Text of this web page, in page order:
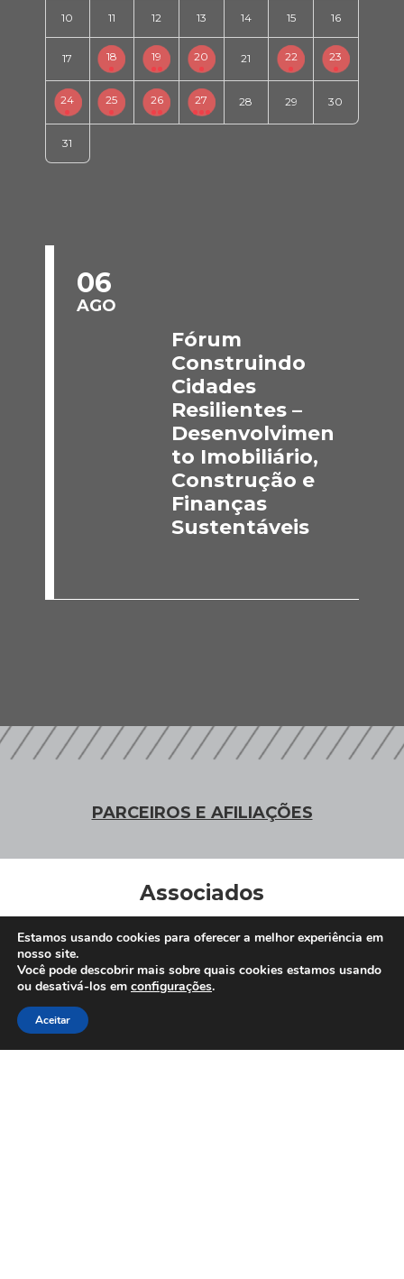
10 11 12 13 14 15 16
17 18 19 20 21 22 23
24 25 26 27 28 29 30
31
06
AGO
Fórum
Construindo
Cidades
Resilientes –
Desenvolvimen
to Imobiliário,
Construção e
Finanças
Sustentáveis
PARCEIROS E AFILIAÇÕES
Associados
Clique Aqui e conheça nossos parceiros
Afiliações
Estamos usando cookies para oferecer a melhor experiência em
nosso site.
Você pode descobrir mais sobre quais cookies estamos usando
ou desativá-los em configurações.
Aceitar